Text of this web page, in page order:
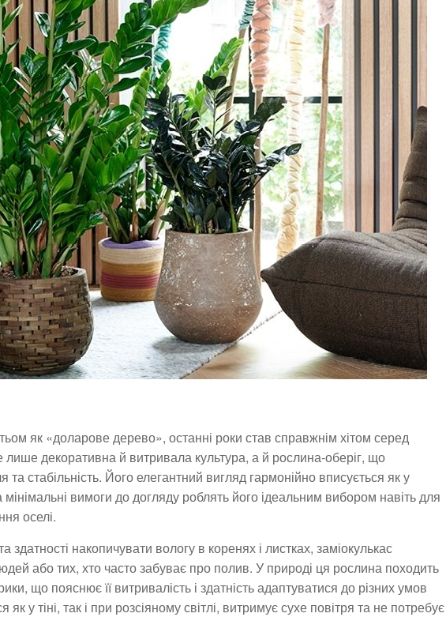
як «доларове дерево», останні роки став справжнім хітом серед
лише декоративна й витривала культура, а й рослина-оберіг, що
стабільність. Його елегантний вигляд гармонійно вписується як у
мінімальні вимоги до догляду роблять його ідеальним вибором навіть для
оселі.
накопичувати вологу в коренях і листках, заміокулькас
або тих, хто часто забуває про полив. У природі ця рослина походить
що пояснює її витривалість і здатність адаптуватися до різних умов
у тіні, так і при розсіяному світлі, витримує сухе повітря та не потребує